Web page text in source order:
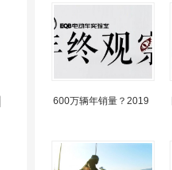
600万辆年销量？2019